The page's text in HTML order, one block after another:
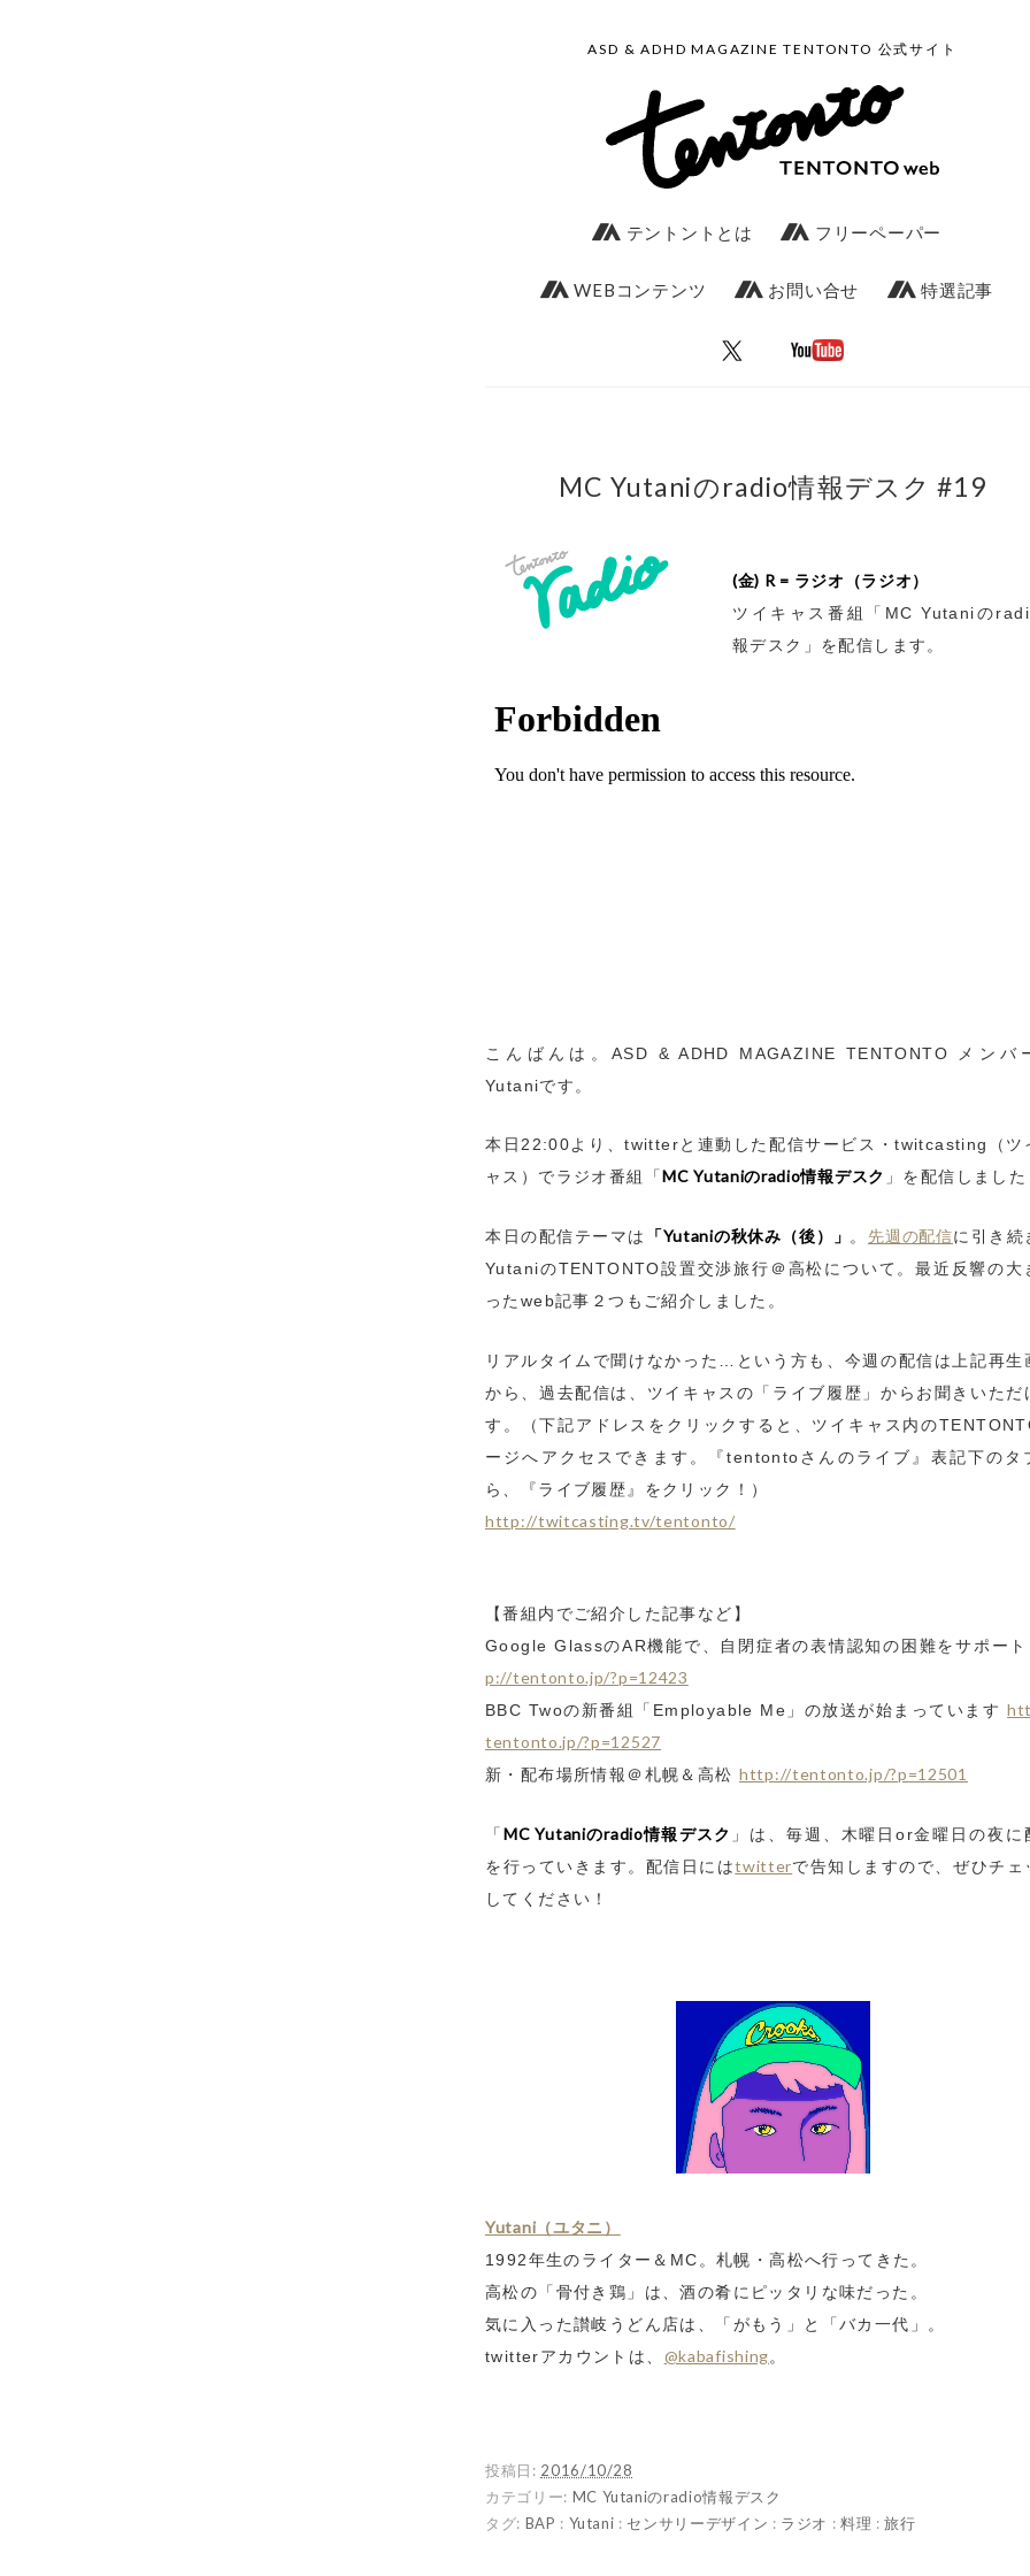
ASD & ADHD MAGAZINE TENTONTO 公式サイト
テントントとは フリーペーパー
WEBコンテンツ お問い合せ 特選記事
MC Yutaniのradio情報デスク #19
(金) R = ラジオ（ラジオ）
ツイキャス番組「MC Yutaniの
報デスク」を配信します。
こんばんは。ASD & ADHD MAGAZINE TENTONTO メンバ
Yutaniです。
本日22:00より、twitterと連動した配信サービス・twitcasting（ツ
ャス）でラジオ番組「MC Yutaniのradio情報デスク 」を配信しまし
本日の配信テーマは 「Yutaniの秋休み（後）」 。 先週の配信に引き続
YutaniのTENTONTO設置交渉旅行＠高松について。最近反響の大
ったweb記事２つもご紹介しました。
リアルタイムで聞けなかった…という方も、今週の配信は上記再生
から、過去配信は、ツイキャスの「ライブ履歴」からお聞きいただ
す。（下記アドレスをクリックすると、ツイキャス内の
ージへアクセスできます。『tentontoさんのライブ』表記下のタ
ら、『ライブ履歴』をクリック！）
http://twitcasting.tv/tentonto/
【番組内でご紹介した記事など】
Google GlassのAR機能で、自閉症者の表情認知の困難をサポー
p://tentonto.jp/?p=12423
BBC Twoの新番組「Employable Me」の放送が始まっています
tentonto.jp/?p=12527
新・配布場所情報＠札幌＆高松 http://tentonto.jp/?p=12501
「MC Yutaniのradio情報デスク 」は、毎週、木曜日or金曜日の夜に
を行っていきます。配信日にはtwitterで告知しますので、ぜひチェ
してください！
Yutani（ユタニ）
1992年生のライター＆MC。札幌・高松へ行ってきた。
高松の「骨付き鶏」は、酒の肴にピッタリな味だった。
気に入った讃岐うどん店は、「がもう」と「バカ一代」。
twitterアカウントは、 @kabafishing。
投稿日: 2016/10/28
カテゴリー: MC Yutaniのradio情報デスク
タグ: BAP : Yutani : センサリーデザイン : ラジオ :料理 :旅行